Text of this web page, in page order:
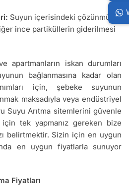
Suyun içerisindeki çözünmüş
ince partiküllerin giderilmesi
apartmanların iskan durumları
bağlanmasına kadar olan
için, şebeke suyunun
maksadıyla veya endüstriyel
Suyu Arıtma sitemlerini güvenle
tek yapmanız gereken bize
belirtmektir. Sizin için en uygun
en uygun fiyatlarla sunuyor
Fiyatları